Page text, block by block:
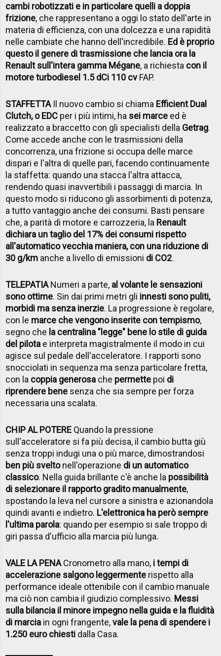
cambi robotizzati e in particolare quelli a doppia
frizione, che rappresentano a oggi lo stato dell'arte in
materia di efficienza, con una dolcezza e una rapidità
nelle cambiate che hanno dell'incredibile. Ed è proprio
questo il genere di trasmissione che lancia ora la
Renault sull'intera gamma Mégane, a richiesta con il
motore turbodiesel 1.5 dCi 110 cvFAP.
STAFFETTAIl nuovo cambio si chiama Efficient Dual
Clutch, o EDC per i più intimi, ha sei marce ed è
realizzato a braccetto con gli specialisti della Getrag.
Come accede anche con le trasmissioni della
concorrenza, una frizione si occupa delle marce
dispari e l'altra di quelle pari, facendo continuamente
la staffetta: quando una stacca l'altra attacca,
rendendo quasi inavvertibili i passaggi di marcia. In
questo modo si riducono gli assorbimenti di potenza,
a tutto vantaggio anche dei consumi. Basti pensare
che, a parità di motore e carrozzeria, la Renault
dichiara un taglio del 17% dei consumi rispetto
all'automatico vecchia maniera, con una riduzione di
30 g/km anche a livello di emissioni di CO2.
TELEPATIANumeri a parte, al volante le sensazioni
sono ottime. Sin dai primi metri gli innesti sono puliti,
morbidi ma senza inerzie. La progressione è regolare,
con le marce che vengono inserite con tempismo,
segno che la centralina "legge" bene lo stile di guida
del pilota e interpreta magistralmente il modo in cui
agisce sul pedale dell'acceleratore. I rapporti sono
snocciolati in sequenza ma senza particolare fretta,
con la coppia generosa che permette poi di
riprendere bene senza che sia sempre per forza
necessaria una scalata.
CHIP AL POTERE Quando la pressione
sull'acceleratore si fa più decisa, il cambio butta giù
senza troppi indugi una o più marce, dimostrandosi
ben più sveltonell'operazione di un automatico
classico. Nella guida brillante c'è anche la possibilità
di selezionare il rapporto gradito manualmente,
spostando la leva nel cursore a sinistra e azionandola
quindi avanti e indietro. L'elettronica ha però sempre
l'ultima parola: quando per esempio si sale troppo di
giri passa d'ufficio alla marcia più lunga.
VALE LA PENACronometro alla mano, i tempi di
accelerazione salgono leggermente rispetto alla
performance ideale ottenibile con il cambio manuale
ma ciò non cambia il giudizio complessivo. Messi
sulla bilancia il minore impegno nella guida e la fluidità
di marcia in ogni frangente,vale la pena di spendere i
1.250 euro chiesti dalla Casa.